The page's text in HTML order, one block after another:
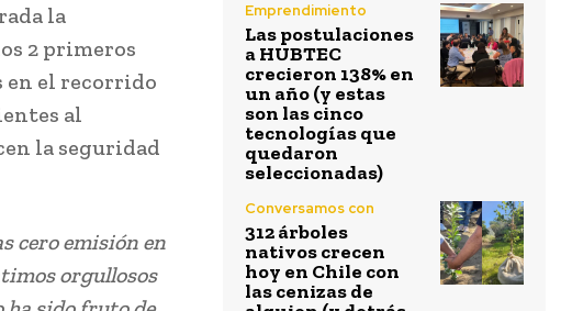
la
2 primeros
en el recorrido
al
la seguridad
cero emisión en
orgullosos
Emprendimiento
Las postulaciones
a HUBTEC
crecieron 138% en
un año (y estas
son las cinco
tecnologías que
quedaron
seleccionadas)
Conversamos con
312 árboles
nativos crecen
hoy en Chile con
las cenizas de